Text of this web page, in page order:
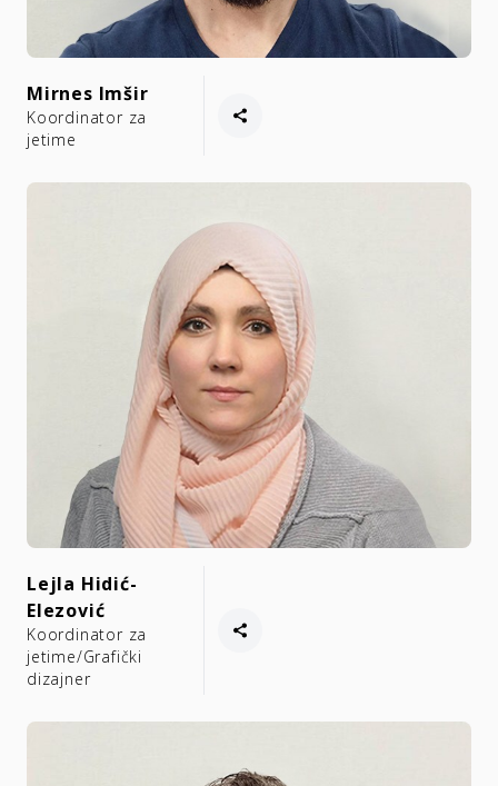
Mirnes Imšir
Koordinator za
jetime
Lejla Hidić-
Elezović
Koordinator za
jetime/Grafički
dizajner